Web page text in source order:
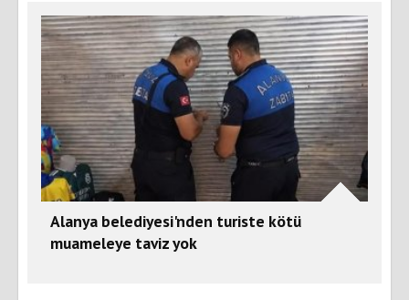
Alanya belediyesi'nden turiste kötü
muameleye taviz yok